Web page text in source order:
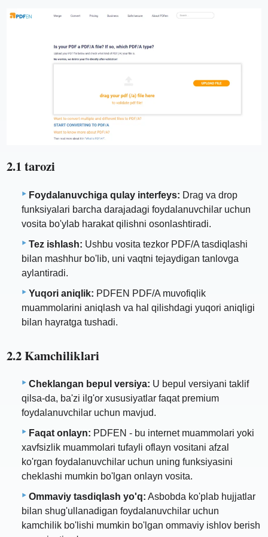
2.1 tarozi
Foydalanuvchiga qulay interfeys: Drag va drop
funksiyalari barcha darajadagi foydalanuvchilar uchun
vosita bo'ylab harakat qilishni osonlashtiradi.
Tez ishlash: Ushbu vosita tezkor PDF/A tasdiqlashi
bilan mashhur bo'lib, uni vaqtni tejaydigan tanlovga
aylantiradi.
Yuqori aniqlik: PDFEN PDF/A muvofiqlik
muammolarini aniqlash va hal qilishdagi yuqori aniqligi
bilan hayratga tushadi.
2.2 Kamchiliklari
Cheklangan bepul versiya: U bepul versiyani taklif
qilsa-da, ba'zi ilg'or xususiyatlar faqat premium
foydalanuvchilar uchun mavjud.
Faqat onlayn: PDFEN - bu internet muammolari yoki
xavfsizlik muammolari tufayli oflayn vositani afzal
ko'rgan foydalanuvchilar uchun uning funksiyasini
cheklashi mumkin bo'lgan onlayn vosita.
Ommaviy tasdiqlash yo'q: Asbobda ko'plab hujjatlar
bilan shug'ullanadigan foydalanuvchilar uchun
kamchilik bo'lishi mumkin bo'lgan ommaviy ishlov berish